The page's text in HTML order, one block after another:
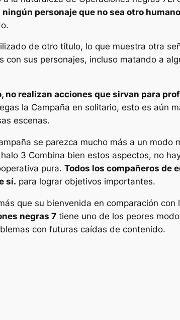
personaje que no sea otro
de otro título, lo que muestra otra
sus personajes, incluso matando a
no realizan acciones que sirvan para
la Campaña en solitario, esto es aún
escenas.
se parezca mucho más a un modo
halo 3 Combina bien estos aspectos, no
pura. Todos los compañeros de
sí. para lograr objetivos importantes.
que su bienvenida en comparación con
negras 7 tiene uno de los peores
con futuras caídas de contenido.